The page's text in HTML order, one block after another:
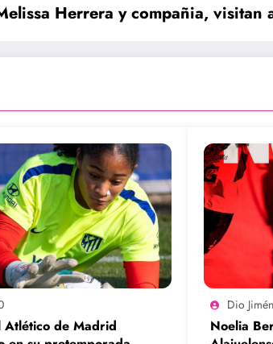
Herrera y compañia, visitan
Atlético de Madrid
Dio
Noelia